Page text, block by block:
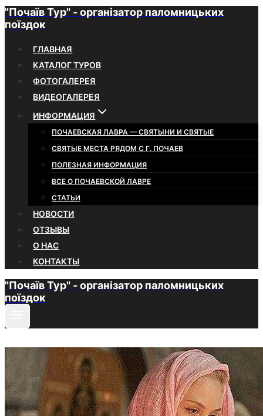
Перейти
к
содержимому
"Почаїв Тур" - організатор паломницьких
поїздок
ГЛАВНАЯ
КАТАЛОГ ТУРОВ
ФОТОГАЛЕРЕЯ
ВИДЕОГАЛЕРЕЯ
ИНФОРМАЦИЯ
ПОЧАЕВСКАЯ ЛАВРА — СВЯТЫНИ И СВЯТЫЕ
СВЯТЫЕ МЕСТА РЯДОМ С Г. ПОЧАЕВ
ПОЛЕЗНАЯ ИНФОРМАЦИЯ
ВСЕ О ПОЧАЕВСКОЙ ЛАВРЕ
СТАТЬИ
НОВОСТИ
ОТЗЫВЫ
О НАС
КОНТАКТЫ
"Почаїв Тур" - організатор паломницьких
поїздок